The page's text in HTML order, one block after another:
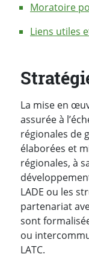
Moratoire
Liens utiles
La mise en
assurée à
régionales de
élaborées et
régionales, à
LADE ou les
partenariat
sont
ou
LATC.